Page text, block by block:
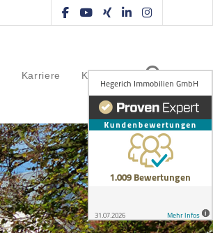
Karriere Kontakt